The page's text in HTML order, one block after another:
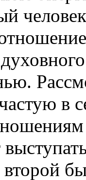
в
второй